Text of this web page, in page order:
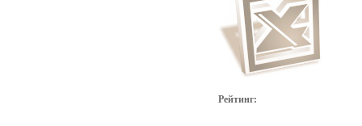
Рейтинг: